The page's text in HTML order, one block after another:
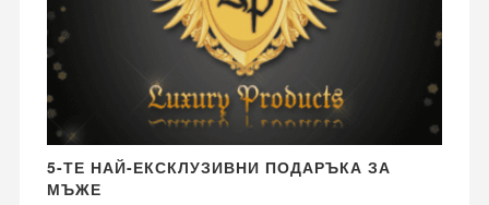
5-ТЕ НАЙ-ЕКСКЛУЗИВНИ ПОДАРЪКА ЗА
МЪЖЕ